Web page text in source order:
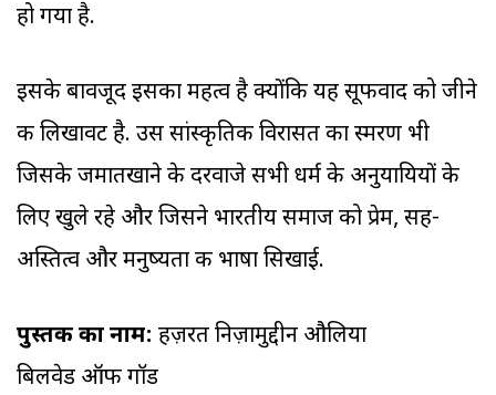
हो गया है.
इसके बावजूद इसका महत्व है क्योंकि यह सूफीवाद को जीने
की लिखावट है. उस सांस्कृतिक विरासत का स्मरण भी
जिसके जमातखाने के दरवाजे सभी धर्म के अनुयायियों के
लिए खुले रहे और जिसने भारतीय समाज को प्रेम, सह-
अस्तित्व और मनुष्यता की भाषा सिखाई.
पुस्तक का नाम: हज़रत निज़ामुद्दीन औलिया
बिलवेड ऑफ गॉड